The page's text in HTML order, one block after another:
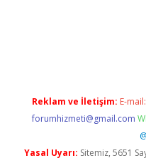
Reklam ve İletişim: E-mail:
forumhizmeti@gmail.com
Yasal Uyarı: Sitemiz, 5651